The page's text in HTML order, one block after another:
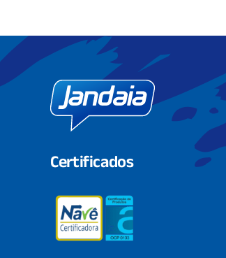
Certificados